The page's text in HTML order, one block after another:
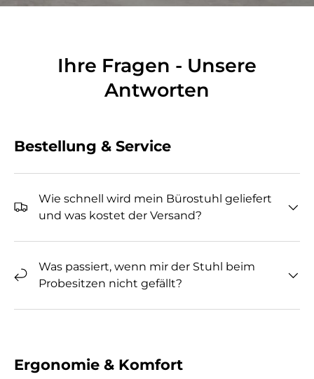
Ihre Fragen - Unsere
Antworten
Bestellung & Service
Wie schnell wird mein Bürostuhl geliefert
und was kostet der Versand?
Was passiert, wenn mir der Stuhl beim
Probesitzen nicht gefällt?
Ergonomie & Komfort